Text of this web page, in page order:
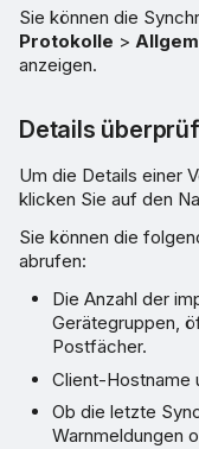
Sie können die
Protokolle >
anzeigen.
Details
Um die Details einer
klicken Sie auf den
Sie können die
abrufen:
Die Anzahl der
Gerätegruppen,
Postfächer.
Client-Hostname
Ob die letzte
Warnmeldungen